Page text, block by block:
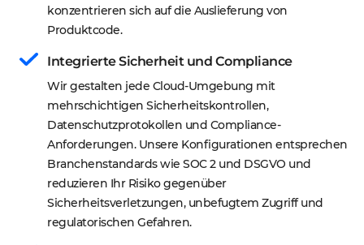
konzentrieren sich auf die Auslieferung von
Produktcode.
Integrierte Sicherheit und Compliance
Wir gestalten jede Cloud-Umgebung mit
mehrschichtigen Sicherheitskontrollen,
Datenschutzprotokollen und Compliance-
Anforderungen. Unsere Konfigurationen entsprechen
Branchenstandards wie SOC 2 und DSGVO und
reduzieren Ihr Risiko gegenüber
Sicherheitsverletzungen, unbefugtem Zugriff und
regulatorischen Gefahren.